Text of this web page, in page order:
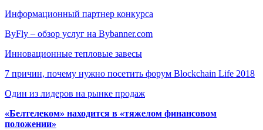
Информационный партнер конкурса
ByFly – обзор услуг на Bybanner.com
Инновационные тепловые завесы
7 причин, почему нужно посетить форум Blockchain Life 2018
Один из лидеров на рынке продаж
«Белтелеком» находится в «тяжелом финансовом
положении»